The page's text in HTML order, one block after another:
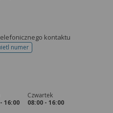
kontaktu
numer
telefonu do rejestracji
16:00
Czwartek
08:00 - 16:00